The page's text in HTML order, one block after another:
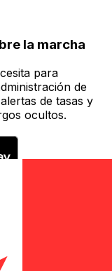
la marcha
para
de
de tasas y
ocultos.